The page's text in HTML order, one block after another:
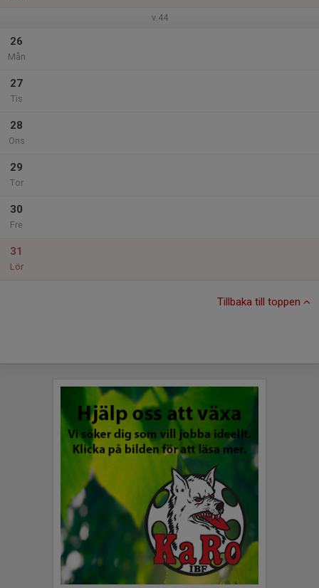
v.44
26
Mån
27
Tis
28
Ons
29
Tor
30
Fre
31
Lör
Tillbaka till toppen